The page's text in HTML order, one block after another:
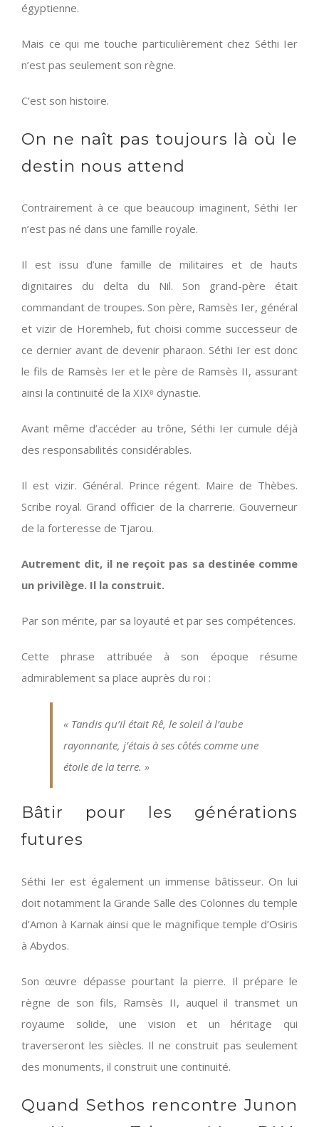
égyptienne.
Mais ce qui me touche particulièrement chez Séthi Ier
n’est pas seulement son règne.
C’est son histoire.
On ne naît pas toujours là où le
destin nous attend
Contrairement à ce que beaucoup imaginent, Séthi Ier
n’est pas né dans une famille royale.
Il est issu d’une famille de militaires et de hauts
dignitaires du delta du Nil. Son grand-père était
commandant de troupes. Son père, Ramsès Ier, général
et vizir de Horemheb, fut choisi comme successeur de
ce dernier avant de devenir pharaon. Séthi Ier est donc
le fils de Ramsès Ier et le père de Ramsès II, assurant
ainsi la continuité de la XIXᵉ dynastie.
Avant même d’accéder au trône, Séthi Ier cumule déjà
des responsabilités considérables.
Il est vizir. Général. Prince régent. Maire de Thèbes.
Scribe royal. Grand officier de la charrerie. Gouverneur
de la forteresse de Tjarou.
Autrement dit, il ne reçoit pas sa destinée comme
un privilège. Il la construit.
Par son mérite, par sa loyauté et par ses compétences.
Cette phrase attribuée à son époque résume
admirablement sa place auprès du roi :
« Tandis qu’il était Rê, le soleil à l’aube
rayonnante, j’étais à ses côtés comme une
étoile de la terre. »
Bâtir pour les générations
futures
Séthi Ier est également un immense bâtisseur. On lui
doit notamment la Grande Salle des Colonnes du temple
d’Amon à Karnak ainsi que le magnifique temple d’Osiris
à Abydos.
Son œuvre dépasse pourtant la pierre. Il prépare le
règne de son fils, Ramsès II, auquel il transmet un
royaume solide, une vision et un héritage qui
traverseront les siècles. Il ne construit pas seulement
des monuments, il construit une continuité.
Quand Sethos rencontre Junon